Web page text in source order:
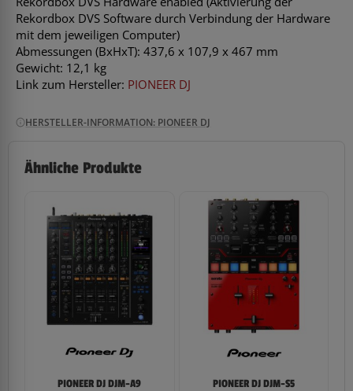
Rekordbox DVS Software durch Verbindung der Hardware
mit dem jeweiligen Computer)
Abmessungen (BxHxT): 437,6 x 107,9 x 467 mm
Gewicht: 12,1 kg
Link zum Hersteller: PIONEER DJ
HERSTELLER-INFORMATION: PIONEER DJ
Ähnliche Produkte
PIONEER DJ DJM-A9
PIONEER DJ DJM-S5